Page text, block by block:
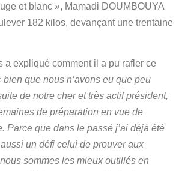
et blanc », Mamadi DOUMBOUYA
182 kilos, devançant une trentaine
a expliqué comment il a pu rafler ce
bien que nous n‘avons eu que peu
de notre cher et très actif président,
de préparation en vue de
Parce que dans le passé j’ai déjà été
un défi celui de prouver aux
sommes les mieux outillés en